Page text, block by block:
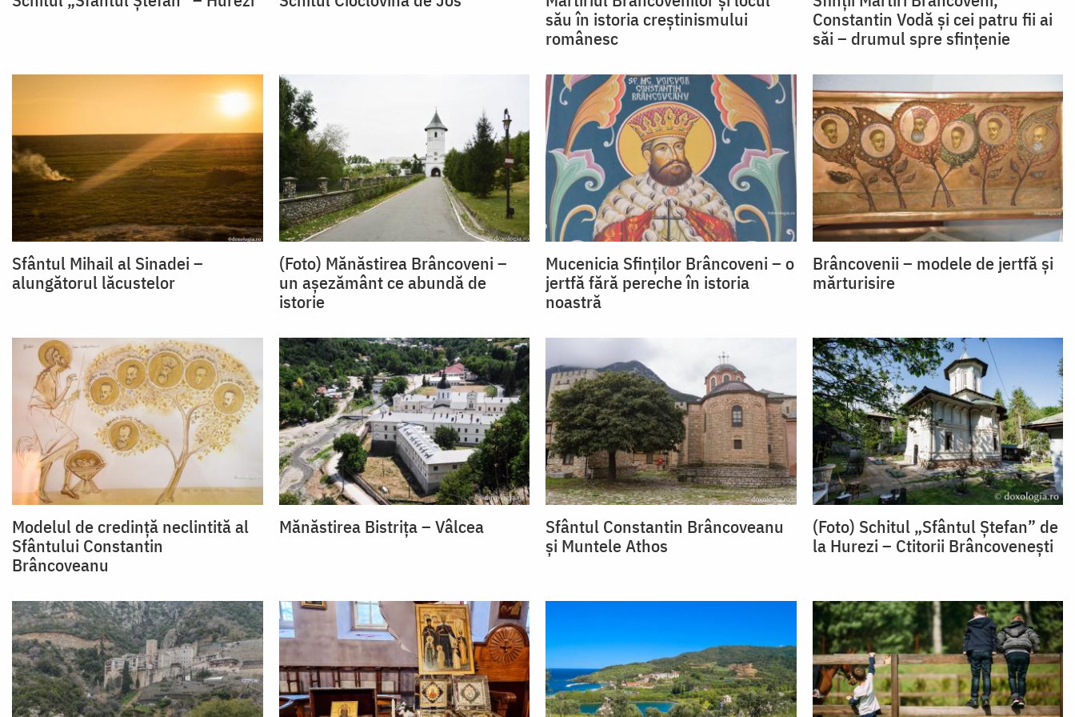
său în istoria creștinismului
românesc
Constantin Vodă și cei patru fii ai
săi – drumul spre sfințenie
Sfântul Mihail al Sinadei –
alungătorul lăcustelor
(Foto) Mănăstirea Brâncoveni –
un așezământ ce abundă de
istorie
Mucenicia Sfinților Brâncoveni – o
jertfă fără pereche în istoria
noastră
Brâncovenii – modele de jertfă și
mărturisire
Modelul de credință neclintită al
Sfântului Constantin
Brâncoveanu
Mănăstirea Bistrița – Vâlcea
Sfântul Constantin Brâncoveanu
și Muntele Athos
(Foto) Schitul „Sfântul Ștefan” de
la Hurezi – Ctitorii Brâncovenești